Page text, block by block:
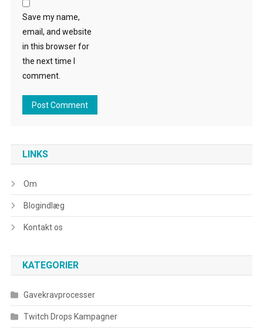
Save my name,
email, and website
in this browser for
the next time I
comment.
LINKS
Om
Blogindlæg
Kontakt os
KATEGORIER
Gavekravprocesser
Twitch Drops Kampagner